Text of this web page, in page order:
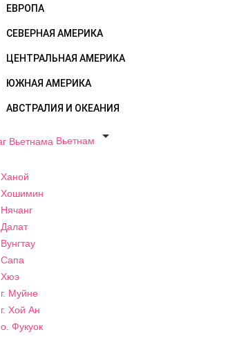
ЕВРОПА
СЕВЕРНАЯ АМЕРИКА
ЦЕНТРАЛЬНАЯ АМЕРИКА
ЮЖНАЯ АМЕРИКА
АВСТРАЛИЯ И ОКЕАНИЯ
Вьетнам

Ханой
Хошимин
Нячанг
Далат
Вунгтау
Сапа
Хюэ
г. Муйне
г. Хой Ан
о. Фукуок